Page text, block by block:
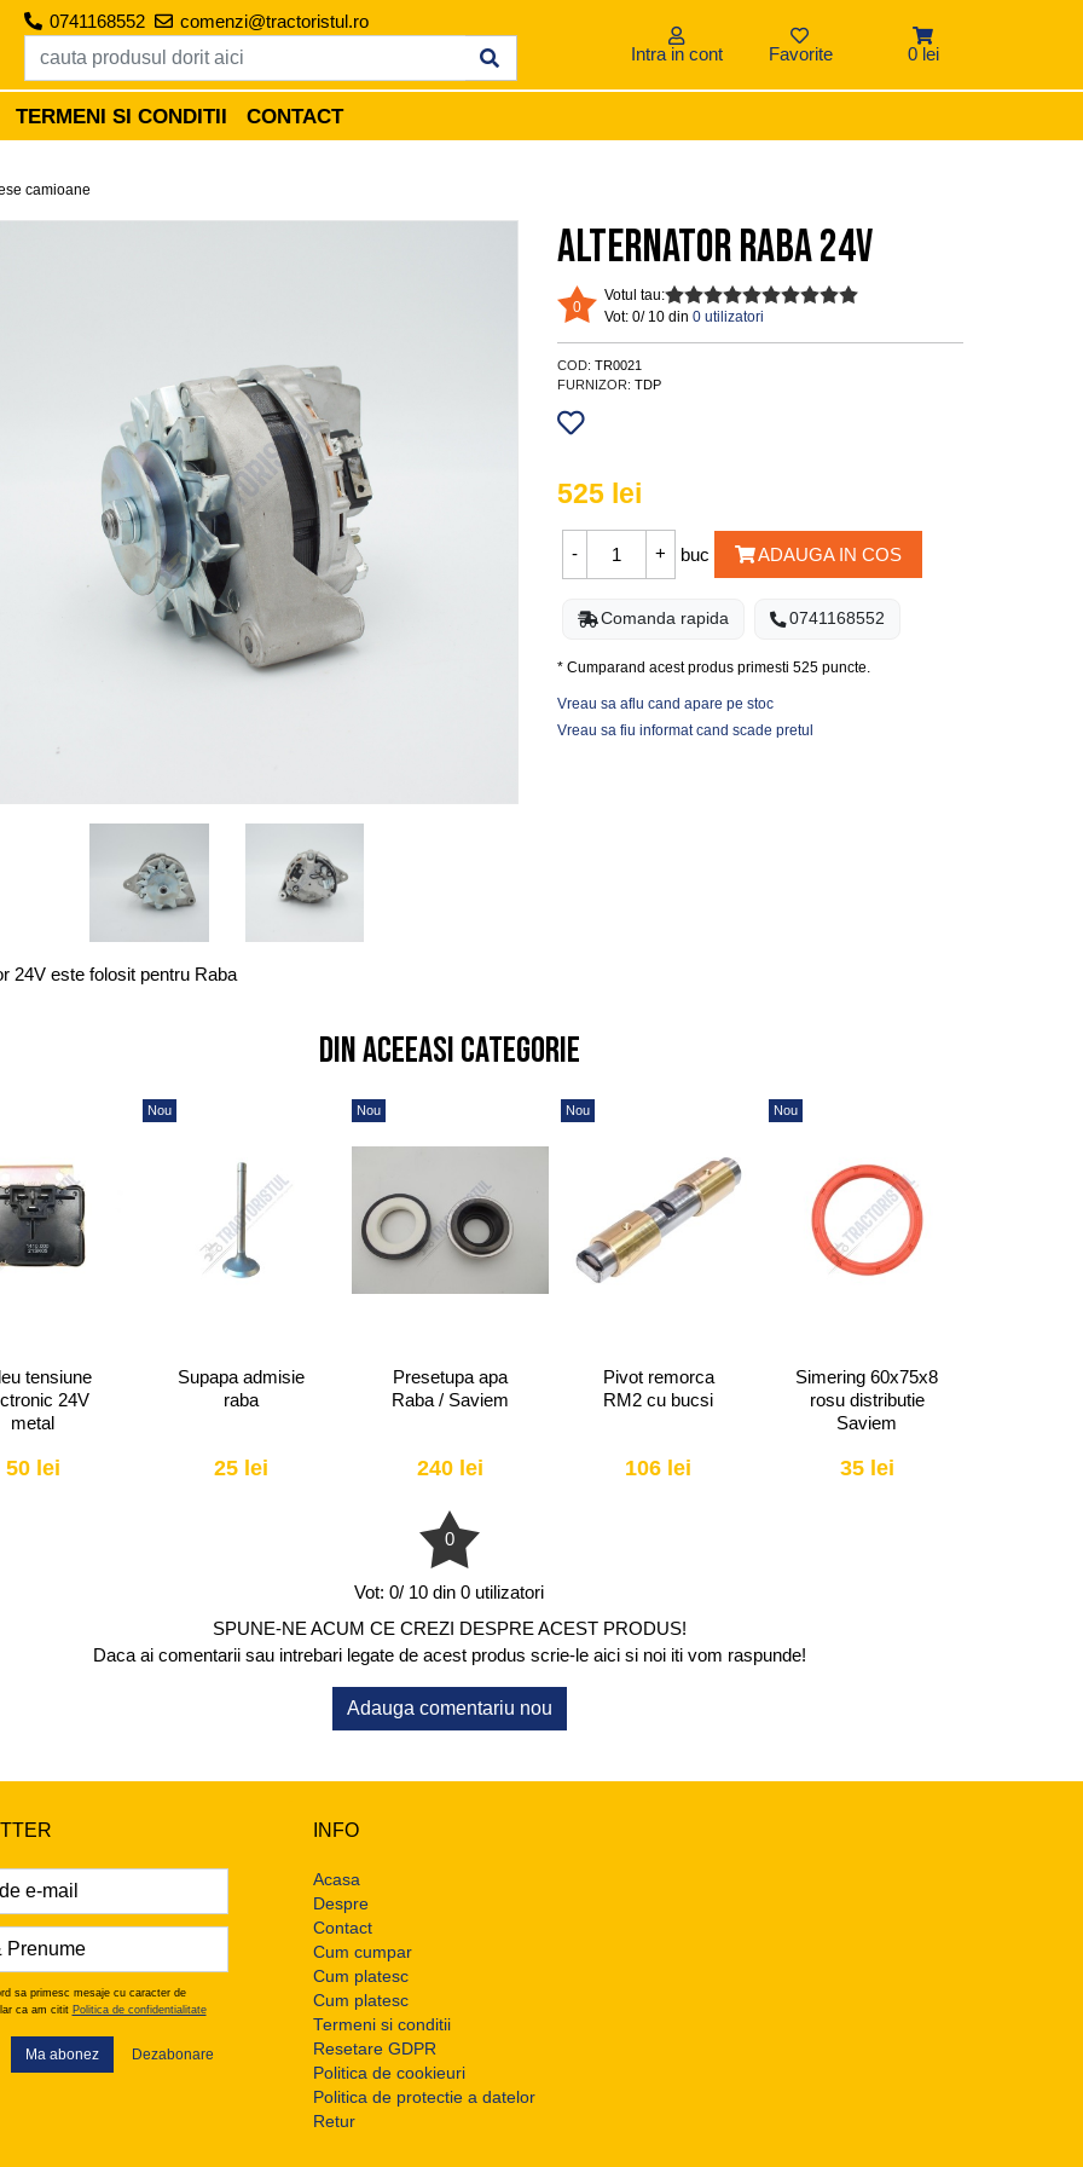
Intra in cont Favorite 0 lei
0741168552 comenzi@tractoristul.ro
TERMENI SI CONDITII CONTACT
camioane
Alternator RABA 24V
0
Votul tau:
Vot:0/ 10 din0 utilizatori
COD:TR0021
FURNIZOR: TDP
525 lei
buc ADAUGA IN COS
Comanda rapida 0741168552
* Cumparand acest produs primesti525 puncte.
Vreau sa aflu cand apare pe stoc
Vreau sa fiu informat cand scade pretul
24V este folosit pentru Raba
Din aceeasi categorie
tensiune
24V
metal
50 lei
Nou
Supapa admisie
raba
25 lei
Nou
Presetupa apa
Raba / Saviem
240 lei
Nou
Pivot remorca
RM2 cu bucsi
106 lei
Nou
Simering 60x75x8
rosu distributie
Saviem
35 lei
0
Vot: 0/ 10 din 0 utilizatori
SPUNE-NE ACUM CE CREZI DESPRE ACEST PRODUS!
Daca ai comentarii sau intrebari legate de acest produs scrie-le aici si noi iti vom raspunde!
Adauga comentariu nou
sa primesc mesaje cu caracter de
ca am citit Politica de confidentialitate
Ma abonez Dezabonare
INFO
Acasa
Despre
Contact
Cum cumpar
Cum platesc
Cum platesc
Termeni si conditii
Resetare GDPR
Politica de cookieuri
Politica de protectie a datelor
Retur